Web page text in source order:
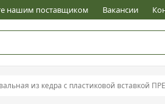
нашим поставщиком Вакансии
из кедра с пластиковой вставкой